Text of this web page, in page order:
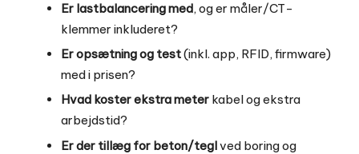
Er lastbalancering med, og er måler/CT-
klemmer inkluderet?
Er opsætning og test(inkl. app, RFID, firmware)
med i prisen?
Hvad koster ekstra meter kabel og ekstra
arbejdstid?
Er der tillæg for beton/teglved boring og